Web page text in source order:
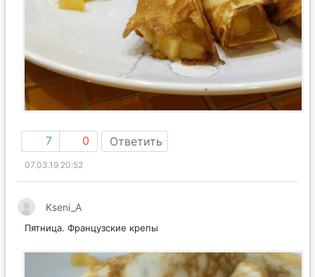
7 0 Ответить
07.03.19 20:52
Kseni_A
Пятница. Французские крепы